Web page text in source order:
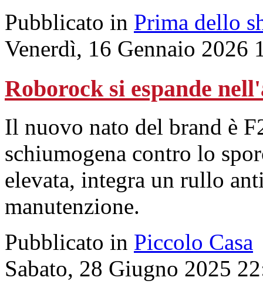
Pubblicato in Prima dello
Venerdì, 16 Gennaio 2026
Roborock si espande
Il nuovo nato del brand è
schiumogena contro lo
elevata, integra un rullo
manutenzione.
Pubblicato in Piccolo Casa
Sabato, 28 Giugno 2025